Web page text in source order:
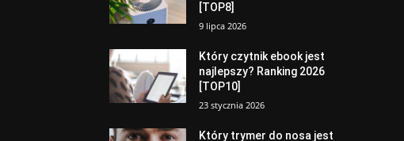
[TOP8]
9 lipca 2026
Który czytnik ebook jest
najlepszy? Ranking 2026
[TOP10]
23 stycznia 2026
Który trymer do nosa jest